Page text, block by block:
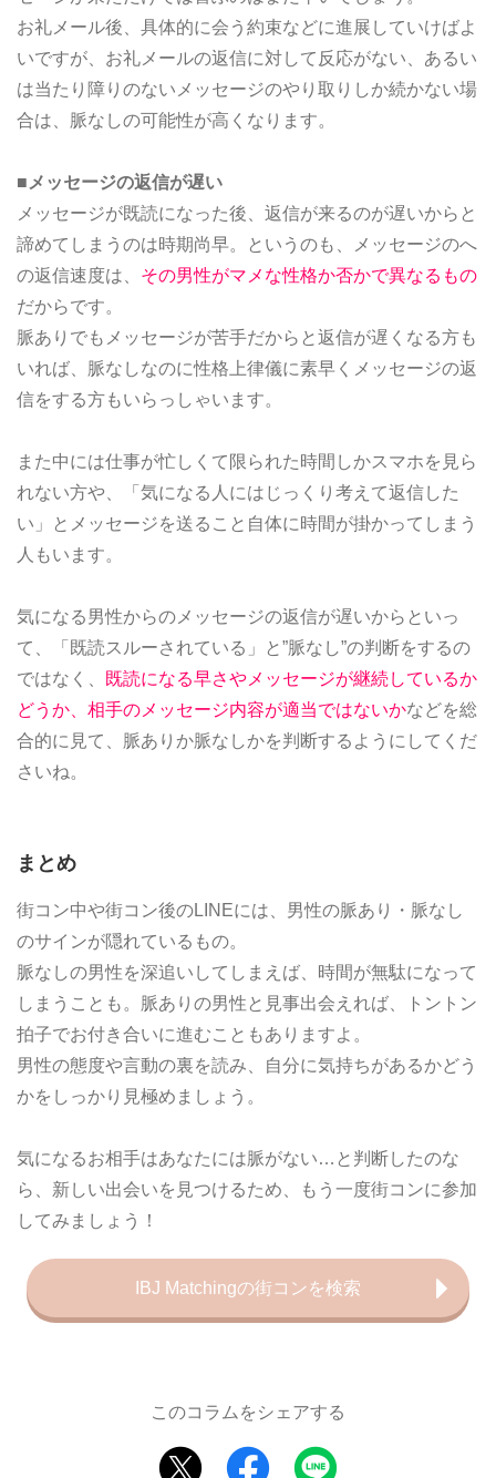
お礼メール後、具体的に会う約束などに進展していけばよ
いですが、お礼メールの返信に対して反応がない、あるい
は当たり障りのないメッセージのやり取りしか続かない場
合は、脈なしの可能性が高くなります。
■メッセージの返信が遅い
メッセージが既読になった後、返信が来るのが遅いからと
諦めてしまうのは時期尚早。というのも、メッセージのへ
の返信速度は、 その男性がマメな性格か否かで異なるもの
だからです。
脈ありでもメッセージが苦手だからと返信が遅くなる方も
いれば、脈なしなのに性格上律儀に素早くメッセージの返
信をする方もいらっしゃいます。
また中には仕事が忙しくて限られた時間しかスマホを見ら
れない方や、「気になる人にはじっくり考えて返信した
い」とメッセージを送ること自体に時間が掛かってしまう
人もいます。
気になる男性からのメッセージの返信が遅いからといっ
て、「既読スルーされている」と”脈なし”の判断をするの
ではなく、
既読になる早さやメッセージが継続しているか
どうか、相手のメッセージ内容が適当ではないかなどを総
合的に見て、脈ありか脈なしかを判断するようにしてくだ
さいね。
まとめ
街コン中や街コン後のLINEには、男性の脈あり・脈なし
のサインが隠れているもの。
脈なしの男性を深追いしてしまえば、時間が無駄になって
しまうことも。脈ありの男性と見事出会えれば、トントン
拍子でお付き合いに進むこともありますよ。
男性の態度や言動の裏を読み、自分に気持ちがあるかどう
かをしっかり見極めましょう。
気になるお相手はあなたには脈がない…と判断したのな
ら、新しい出会いを見つけるため、もう一度街コンに参加
してみましょう！
IBJ Matchingの街コンを検索
このコラムをシェアする